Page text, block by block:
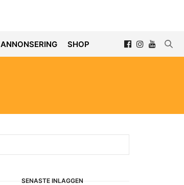
ANNONSERING SHOP
SENASTE INLÄGGEN